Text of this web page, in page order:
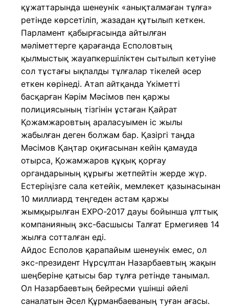
құжаттарында шенеунік «анықталмаған тұлға»
ретінде көрсетіліп, жазадан құтылып кеткен.
Парламент қабырғасында айтылған
мәліметтерге қарағанда Есполовтың
қылмыстық жауапкершіліктен сытылып кетуіне
сол тұстағы ықпалды тұлғалар тікелей әсер
еткен көрінеді. Атап айтқанда Үкіметті
басқарған Кәрім Мәсімов пен қаржы
полициясының тізгінін ұстаған Қайрат
Қожамжаровтың араласуымен іс жылы
жабылған деген болжам бар. Қазіргі таңда
Мәсімов Қаңтар оқиғасынан кейін қамауда
отырса, Қожамжаров құқық қорғау
органдарының құрығы жетпейтін жерде жүр.
Естеріңізге сала кетейік, мемлекет қазынасынан
10 миллиард теңгеден астам қаржы
жымқырылған EXPO-2017 дауы бойынша ұлттық
компанияның экс-басшысы Талғат Ермегияев 14
жылға сотталған еді.
Айдос Есполов қарапайым шенеунік емес, ол
экс-президент Нұрсұлтан Назарбаевтың жақын
шеңберіне қатысы бар тұлға ретінде танымал.
Ол Назарбаевтың бейресми үшінші әйелі
саналатын Әсел Құрманбаеваның туған ағасы.